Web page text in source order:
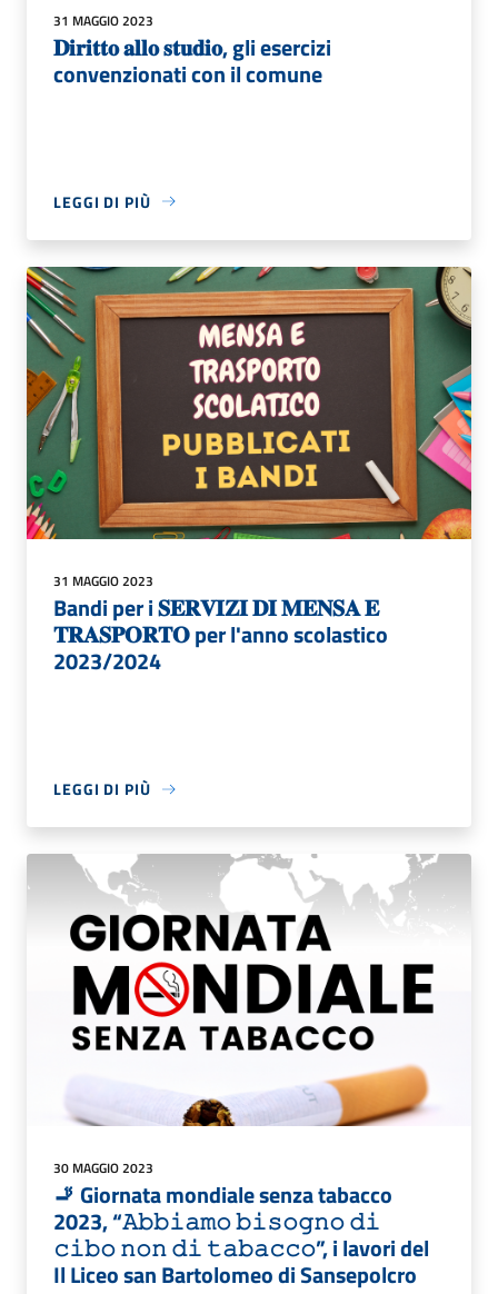
31 MAGGIO 2023
𝐃𝐢𝐫𝐢𝐭𝐭𝐨 𝐚𝐥𝐥𝐨 𝐬𝐭𝐮𝐝𝐢𝐨, gli esercizi
convenzionati con il comune
LEGGI DI PIÙ
31 MAGGIO 2023
Bandi per i 𝐒𝐄𝐑𝐕𝐈𝐙𝐈 𝐃𝐈 𝐌𝐄𝐍𝐒𝐀 𝐄
𝐓𝐑𝐀𝐒𝐏𝐎𝐑𝐓𝐎 per l'anno scolastico
2023/2024
LEGGI DI PIÙ
30 MAGGIO 2023
🚬 Giornata mondiale senza tabacco
2023, “𝙰𝚋𝚋𝚒𝚊𝚖𝚘 𝚋𝚒𝚜𝚘𝚐𝚗𝚘 𝚍𝚒
𝚌𝚒𝚋𝚘 𝚗𝚘𝚗 𝚍𝚒 𝚝𝚊𝚋𝚊𝚌𝚌𝚘”, i lavori del
Il Liceo san Bartolomeo di Sansepolcro